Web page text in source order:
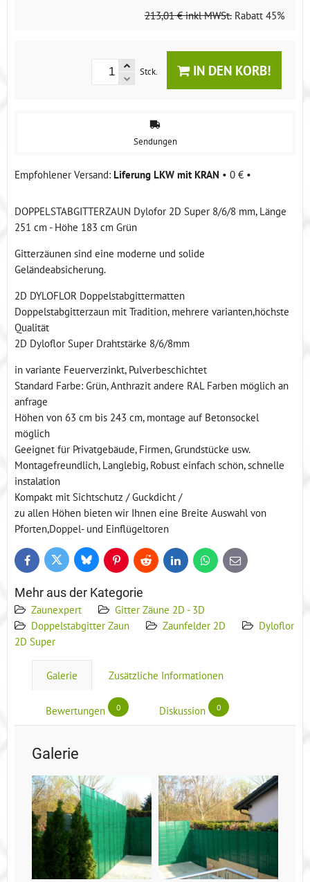
213,01 € inkl MWSt. Rabatt 45%
Stck. IN DEN KORB!
Sendungen
Liferung LKW mit KRAN • 0 € •
DOPPELSTABGITTERZAUN Dylofor 2D Super 8/6/8 mm, Länge
251 cm - Höhe 183 cm Grün
Gitterzäunen sind eine moderne und solide
Geländeabsicherung.
2D DYLOFLOR Doppelstabgittermatten
Doppelstabgitterzaun mit Tradition, mehrere varianten,höchste
Qualität
2D Dyloflor Super Drahtstärke 8/6/8mm
in variante Feuerverzinkt, Pulverbeschichtet
Standard Farbe: Grün, Anthrazit andere RAL Farben möglich an
anfrage
Höhen von 63 cm bis 243 cm, montage auf Betonsockel
möglich
Geeignet für Privatgebäude, Firmen, Grundstücke usw.
Montagefreundlich, Langlebig, Robust einfach schön, schnelle
instalation
Kompakt mit Sichtschutz / Guckdicht /
zu allen Höhen bieten wir Ihnen eine Breite Auswahl von
Pforten,Doppel- und Einflügeltoren
FacebookTwitter BlueskyPinterestReddit LinkedInWhatsApp
E-
mail
Mehr aus der Kategorie
Zaunexpert
Gitter Zäune 2D - 3D
Doppelstabgitter Zaun
Zaunfelder 2D
Dyloflor
2D Super
Galerie Zusätzliche Informationen
Bewertungen 0 Diskussion 0
Galerie